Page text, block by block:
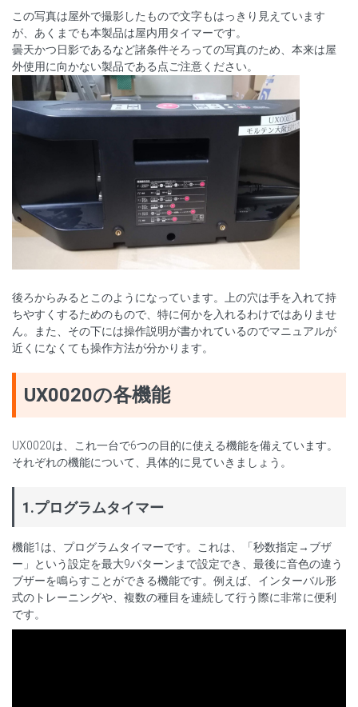
この写真は屋外で撮影したもので文字もはっきり見えています
が、あくまでも本製品は屋内用タイマーです。
曇天かつ日影であるなど諸条件そろっての写真のため、本来は屋
外使用に向かない製品である点ご注意ください。
後ろからみるとこのようになっています。上の穴は手を入れて持
ちやすくするためのもので、特に何かを入れるわけではありませ
ん。また、その下には操作説明が書かれているのでマニュアルが
近くになくても操作方法が分かります。
UX0020の各機能
UX0020は、これ一台で6つの目的に使える機能を備えています。
それぞれの機能について、具体的に見ていきましょう。
1.プログラムタイマー
機能1は、プログラムタイマーです。これは、「秒数指定→ブザ
ー」という設定を最大9パターンまで設定でき、最後に音色の違う
ブザーを鳴らすことができる機能です。例えば、インターバル形
式のトレーニングや、複数の種目を連続して行う際に非常に便利
です。